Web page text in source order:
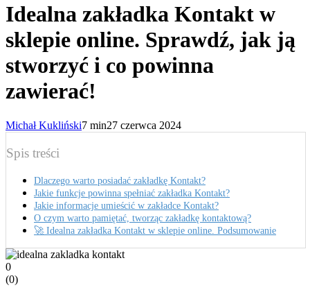
Idealna zakładka Kontakt w
sklepie online. Sprawdź, jak ją
stworzyć i co powinna
zawierać!
Michał Kukliński7 min27 czerwca 2024
0
(0)
Spis treści
Dlaczego warto posiadać zakładkę Kontakt?
Jakie funkcje powinna spełniać zakładka Kontakt?
Jakie informacje umieścić w zakładce Kontakt?
O czym warto pamiętać, tworząc zakładkę kontaktową?
🚀 Idealna zakładka Kontakt w sklepie online. Podsumowanie